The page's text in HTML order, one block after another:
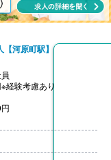
【河原町駅】
経験考慮あり
帯主で賃貸の場合のみ